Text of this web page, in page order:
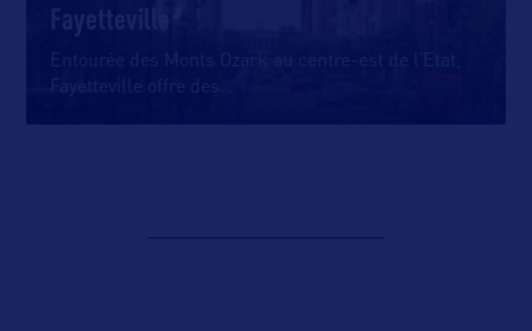
Fayetteville
Entourée des Monts Ozark au centre-est de l’Etat,
Fayetteville offre des